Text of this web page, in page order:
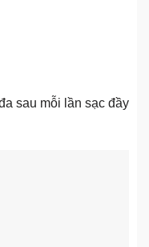
sau mỗi lần sạc đầy